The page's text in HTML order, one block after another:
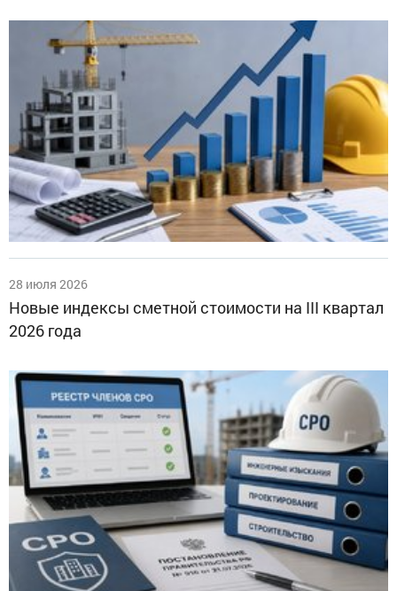
28 июля 2026
Новые индексы сметной стоимости на III квартал
2026 года